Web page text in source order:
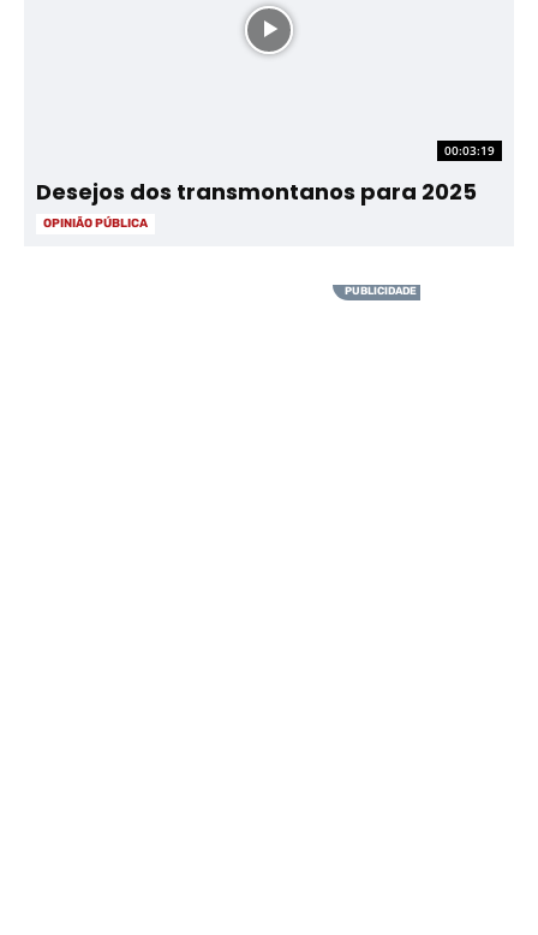
00:03:19
Desejos dos transmontanos para 2025
OPINIÃO PÚBLICA